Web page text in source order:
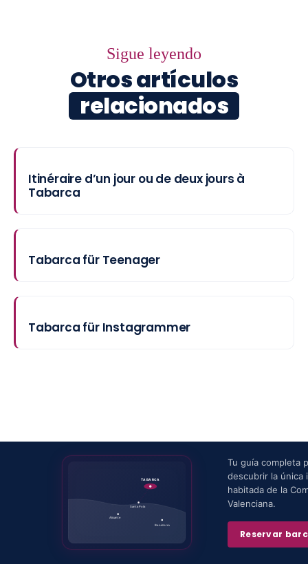
Sigue leyendo
Otros artículos
relacionados
Itinéraire d’un jour ou de deux jours à
Tabarca
Tabarca für Teenager
Tabarca für Instagrammer
TABARCA
Santa Pola
Alicante
Benidorm
Tu guía completa
descubrir la única
habitada de la
Valenciana.
Reservar